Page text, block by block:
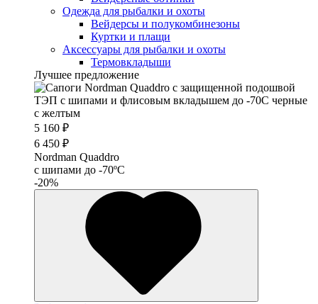
Одежда для рыбалки и охоты
Вейдерсы и полукомбинезоны
Куртки и плащи
Аксессуары для рыбалки и охоты
Термовкладыши
Лучшее предложение
5 160 ₽
6 450 ₽
Nordman Quaddro
с шипами до -70ºС
-20%